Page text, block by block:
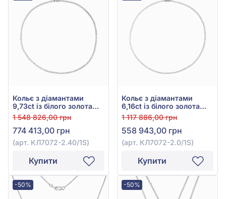
Кольє з діамантами
9,73ct із білого золота
585°, арт. КЛ7072-2.40/1S
1 548 826,00 грн
774 413,00 грн
(арт. КЛ7072-2.40/1S)
Купити
Кольє з діамантами
6,16ct із білого золота
585°, арт. КЛ7072-2.0/1S
1 117 886,00 грн
558 943,00 грн
(арт. КЛ7072-2.0/1S)
Купити
-50% -50%